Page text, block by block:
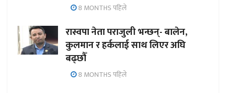
8 MONTHS पहिले
रास्वपा नेता पराजुली भन्छन्- बालेन,
कुलमान र हर्कलाई साथ लिएर अघि
बढ्छौँ
8 MONTHS पहिले